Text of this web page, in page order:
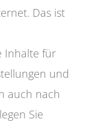
Das ist
Inhalte für
und
auch nach
Sie